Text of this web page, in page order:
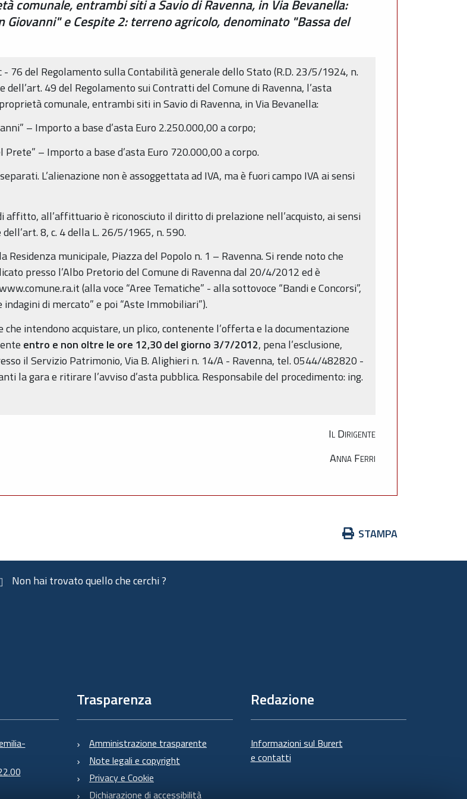
comunale, entrambi siti a Savio di Ravenna, in Via Bevanella:
e Cespite 2: terreno agricolo, denominato "Bassa del
76 del Regolamento sulla Contabilità generale dello Stato (R.D. 23/5/1924, n.
49 del Regolamento sui Contratti del Comune di Ravenna, l’asta
comunale, entrambi siti in Savio di Ravenna, in Via Bevanella:
– Importo a base d’asta Euro 2.250.000,00 a corpo;
– Importo a base d’asta Euro 720.000,00 a corpo.
L’alienazione non è assoggettata ad IVA, ma è fuori campo IVA ai sensi
all’affittuario è riconosciuto il diritto di prelazione nell’acquisto, ai sensi
8, c. 4 della L. 26/5/1965, n. 590.
municipale, Piazza del Popolo n. 1 – Ravenna. Si rende noto che
presso l’Albo Pretorio del Comune di Ravenna dal 20/4/2012 ed è
(alla voce “Aree Tematiche” - alla sottovoce “Bandi e Concorsi”,
di mercato” e poi “Aste Immobiliari”).
intendono acquistare, un plico, contenente l’offerta e la documentazione
entro e non oltre le ore 12,30 del giorno 3/7/2012, pena l’esclusione,
il Servizio Patrimonio, Via B. Alighieri n. 14/A - Ravenna, tel. 0544/482820 -
la gara e ritirare l’avviso d’asta pubblica. Responsabile del procedimento: ing.
Il Dirigente
Anna Ferri
Azioni
documento
STAMPA
Non hai trovato quello che cerchi ?
Trasparenza
Amministrazione trasparente
Note legali e copyright
Privacy e Cookie
Dichiarazione di accessibilità
Redazione
Informazioni sul Burert
e contatti